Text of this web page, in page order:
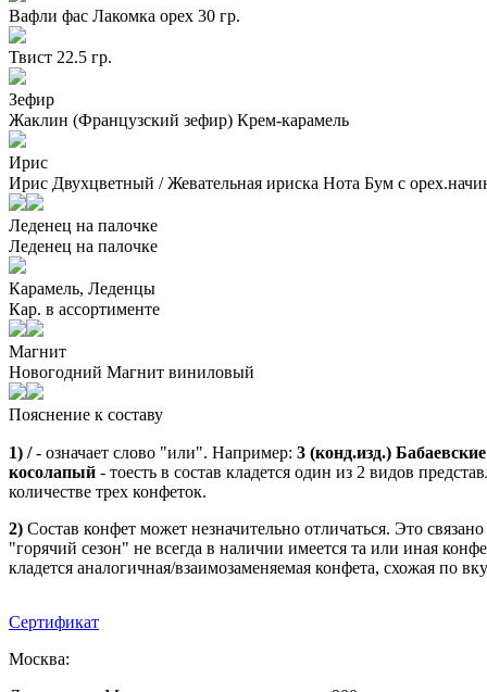
Вафли фас Лакомка орех 30 гр.
Твист 22.5 гр.
Зефир
Жаклин (Французский зефир) Крем-карамель
Ирис
Ирис Двухцветный / Жевательная ириска Нота Бум с
Леденец на палочке
Леденец на палочке
Карамель, Леденцы
Кар. в ассортименте
Магнит
Новогодний Магнит виниловый
Пояснение к составу
1) /- означает слово "или". Например: 3 (конд.изд.)
косолапый - тоесть в состав кладется один из 2 видов
количестве трех конфеток.
2) Состав конфет может незначительно отличаться. Это
"горячий сезон" не всегда в наличии имеется та или иная
кладется аналогичная/взаимозаменяемая конфета, схожая по
Сертификат
Москва: